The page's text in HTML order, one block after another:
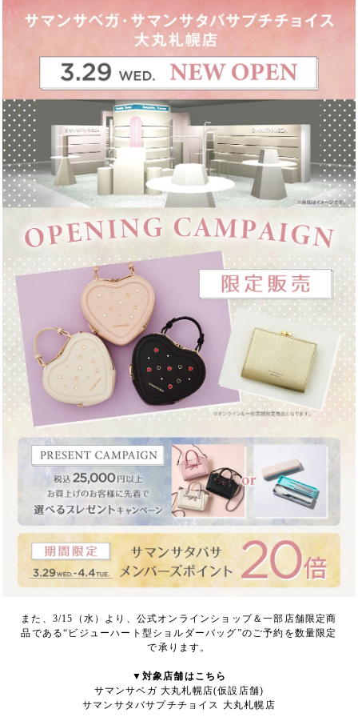
また、3/15（水）より、公式オンラインショップ＆一部店舗限定商
品である“ビジューハート型ショルダーバッグ”のご予約を数量限定
で承ります。
▼対象店舗はこちら
サマンサベガ 大丸札幌店(仮設店舗)
サマンサタバサプチチョイス 大丸札幌店